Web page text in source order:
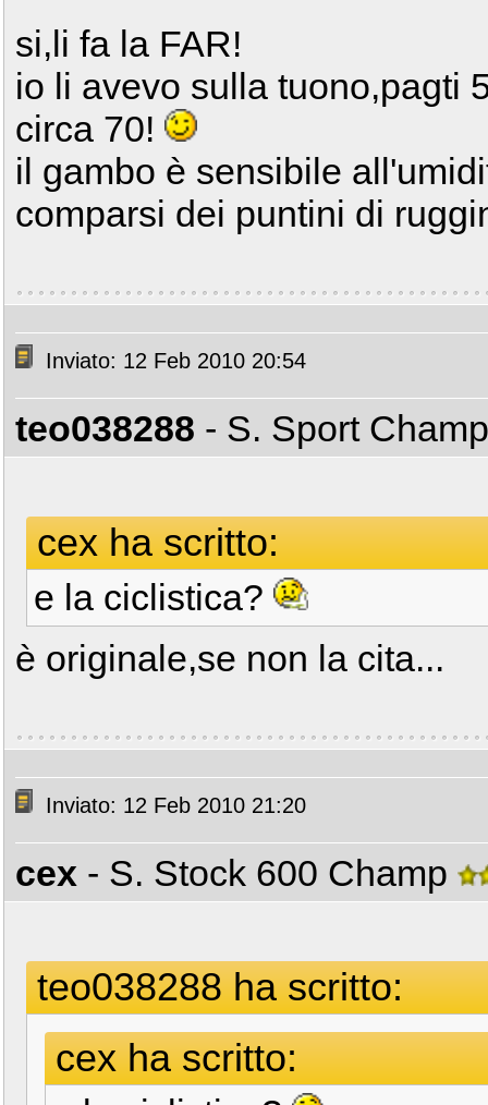
si,li fa la FAR!
io li avevo sulla tuono,pagti
circa 70!
il gambo è sensibile
comparsi dei puntini di
Inviato: 12 Feb 2010 20:54
teo038288 - S. Sport
cex ha scritto:
e la ciclistica?
è originale,se non la cita...
Inviato: 12 Feb 2010 21:20
cex - S. Stock 600 Champ
teo038288 ha scritto:
cex ha scritto: